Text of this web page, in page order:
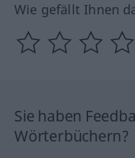
Wie gefällt Ihnen
Sie haben
Wörterbüchern?